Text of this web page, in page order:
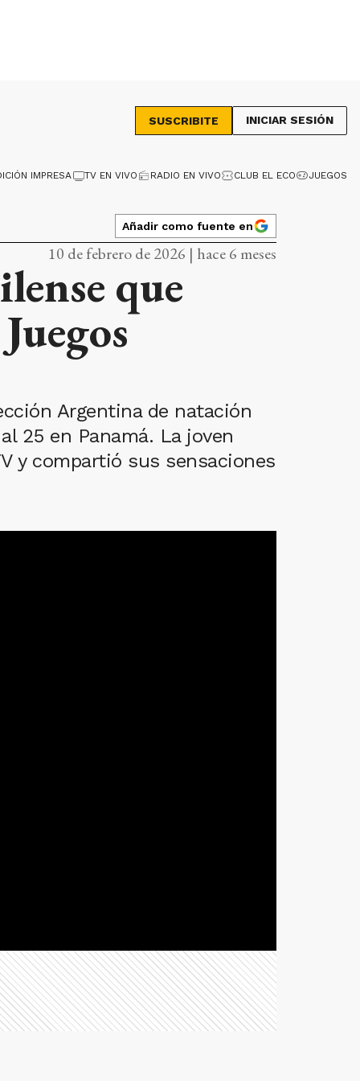
SUSCRIBITE INICIAR SESIÓN
IMPRESA TV EN VIVO RADIO EN VIVO CLUB EL ECO JUEGOS
Añadir como fuente en
10 de febrero de 2026 | hace 6 meses
que
Argentina de natación
25 en Panamá. La joven
y compartió sus sensaciones